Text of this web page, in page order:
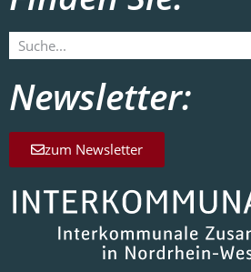
Newsletter:
zum Newsletter